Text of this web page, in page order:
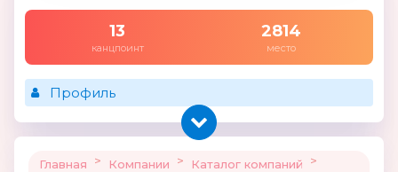
13
канцпоинт
2814
место
Профиль
Главная > Компании > Каталог компаний
>